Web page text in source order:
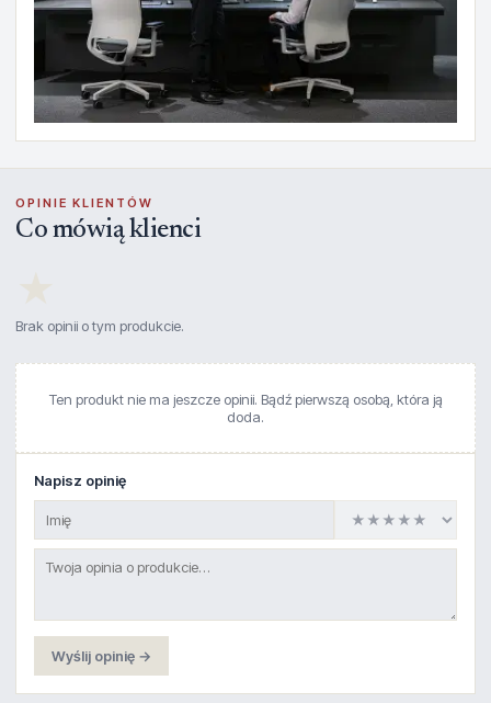
OPINIE KLIENTÓW
Co mówią klienci
Brak opinii o tym produkcie.
Ten produkt nie ma jeszcze opinii. Bądź pierwszą osobą, która ją
doda.
Napisz opinię
Wyślij opinię →